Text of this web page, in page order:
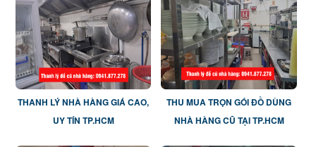
THANH LÝ NHÀ HÀNG GIÁ CAO,
UY TÍN TP.HCM
THU MUA TRỌN GÓI ĐỒ DÙNG
NHÀ HÀNG CŨ TẠI TP.HCM